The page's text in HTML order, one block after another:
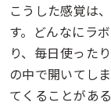
こうした感覚は
す。どんなにラ
り、毎日使った
の中で開いてし
てくることがあ